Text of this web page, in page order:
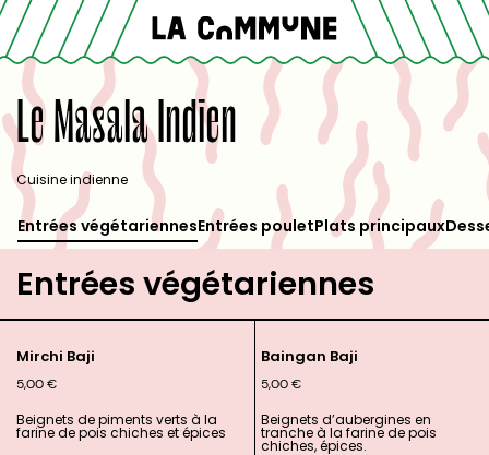
Le Masala Indien
Cuisine indienne
Entrées végétariennesEntrées pouletPlats principaux
Entrées végétariennes
Mirchi Baji
5,00€
Beignets de piments verts à la
farine de pois chiches et épices
Baingan Baji
5,00€
Beignets d’aubergines en
tranche à la farine de pois
chiches, épices.